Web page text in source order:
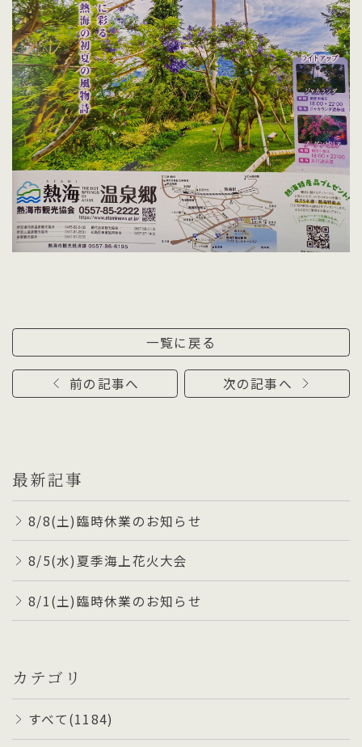
前の記事へ
一覧に戻る
次の記事へ
最新記事
8/8(土)臨時休業のお知らせ
8/5(水)夏季海上花火大会
8/1(土)臨時休業のお知らせ
カテゴリ
すべて(1184)